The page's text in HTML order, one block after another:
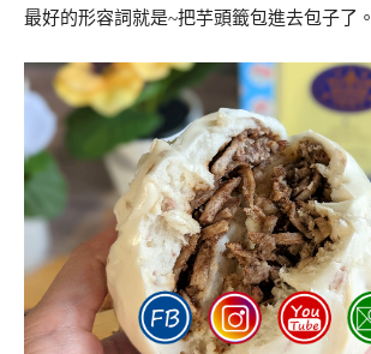
最好的形容詞就是~把芋頭籤包進去包子了。